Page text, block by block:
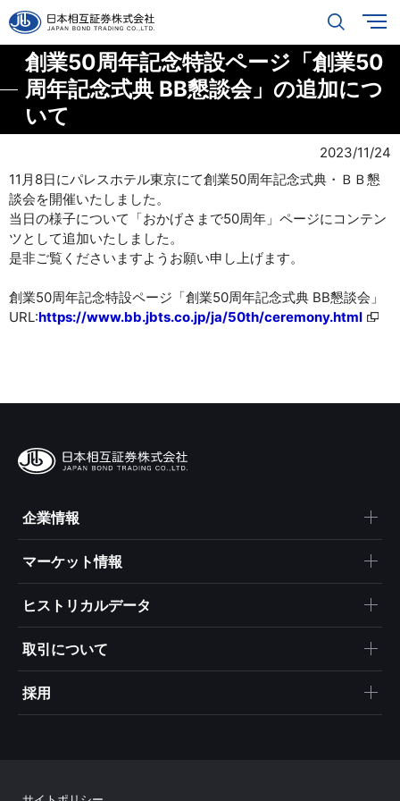
創業50周年記念特設ページ「創業50
周年記念式典 BB懇談会」の追加につ
いて
2023/11/24
11月8日にパレスホテル東京にて創業50周年記念式典・ＢＢ懇
談会を開催いたしました。
当日の様子について「おかげさまで50周年」ページにコンテン
ツとして追加いたしました。
是非ご覧くださいますようお願い申し上げます。
創業50周年記念特設ページ「創業50周年記念式典 BB懇談会」
URL:https://www.bb.jbts.co.jp/ja/50th/ceremony.html
企業情報
マーケット情報
ヒストリカルデータ
取引について
採用